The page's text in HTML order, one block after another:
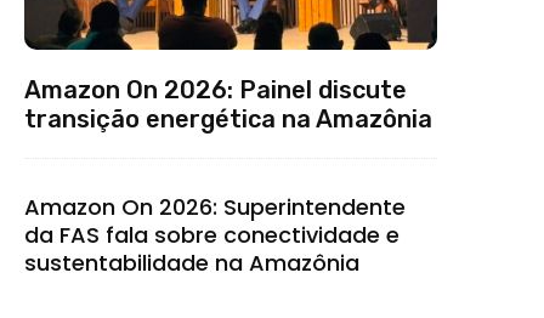
Amazon On 2026: Painel discute
transição energética na Amazônia
Amazon On 2026: Superintendente
da FAS fala sobre conectividade e
sustentabilidade na Amazônia